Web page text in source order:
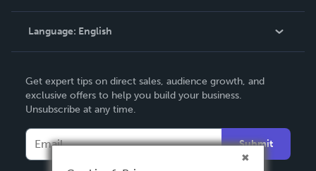
Knowledge Base
Contact Support
Language: English
Deutsch
Français
Italiano
Español
Get expert tips on direct sales, audience growth, and
exclusive offers to help you build your business.
Unsubscribe at any time.
Submit